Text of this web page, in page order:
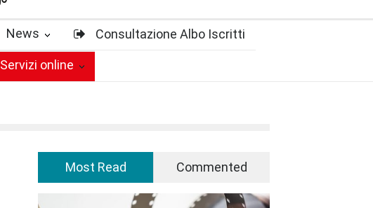
News Consultazione Albo Iscritti
Servizi online
Most Read Commented